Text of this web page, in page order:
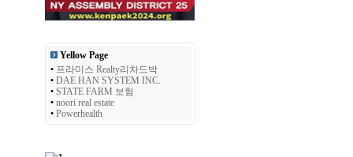
Yellow Page
• 프라미스 Realty리차드박
• DAE HAN SYSTEM INC.
• STATE FARM 보험
• noori real estate
• Powerhealth